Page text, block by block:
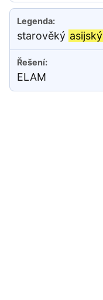
starověký asijský
ELAM